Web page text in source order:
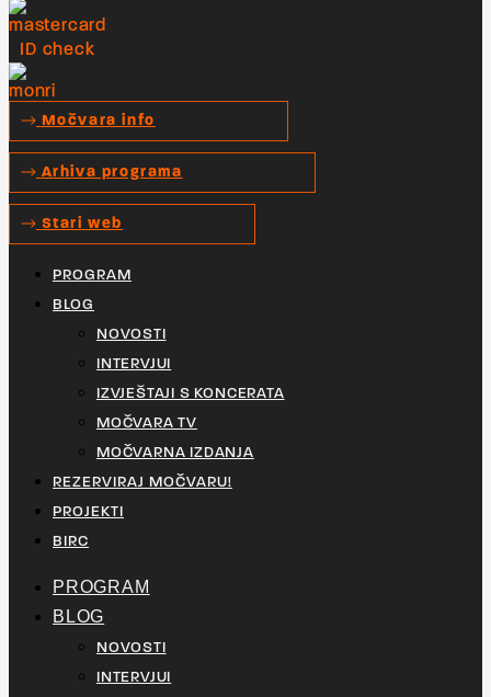
Močvara info
Arhiva programa
Stari web
PROGRAM
BLOG
NOVOSTI
INTERVJUI
IZVJEŠTAJI S KONCERATA
MOČVARA TV
MOČVARNA IZDANJA
REZERVIRAJ MOČVARU!
PROJEKTI
BIRC
PROGRAM
BLOG
NOVOSTI
INTERVJUI